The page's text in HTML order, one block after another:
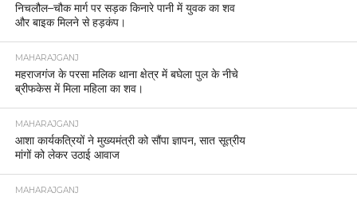
निचलौल–चौक मार्ग पर सड़क किनारे पानी में युवक का शव
और बाइक मिलने से हड़कंप।
MAHARAJGANJ
महराजगंज के परसा मलिक थाना क्षेत्र में बघेला पुल के नीचे
ब्रीफकेस में मिला महिला का शव।
MAHARAJGANJ
आशा कार्यकत्रियों ने मुख्यमंत्री को सौंपा ज्ञापन, सात सूत्रीय
मांगों को लेकर उठाई आवाज
MAHARAJGANJ